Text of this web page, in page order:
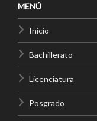
MENÚ
Inicio
Bachillerato
Licenciatura
Posgrado